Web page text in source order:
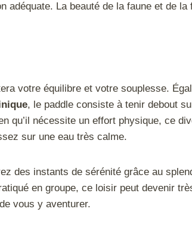
adéquate. La beauté de la faune et de
votre équilibre et votre souplesse.
, le paddle consiste à tenir debout
qu’il nécessite un effort physique, ce
sur une eau très calme.
des instants de sérénité grâce au
en groupe, ce loisir peut devenir
vous y aventurer.